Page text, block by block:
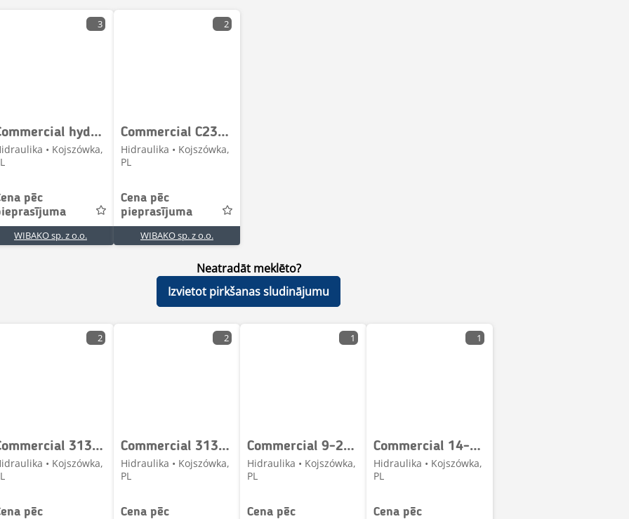
3
Commercial hydraulics 3139612011 Hydraulic pump / Hydraulikp
• Kojszówka,
pēc
WIBAKO sp. z o.o.
2
Commercial C230150 B109-8734 Hydraulic pump / Hydraulikpumpe
Hidraulika • Kojszówka,
PL
Cena pēc
pieprasījuma
WIBAKO sp. z o.o.
Neatradāt meklēto?
Izvietot pirkšanas sludinājumu
2
Commercial 313-9620-122 N078-4956 Hydraulic pump / Hydraulikp
• Kojszówka,
pēc
2
Commercial 313-9710-002 N018-4444 Hydraulic pump / Hydraulikp
Hidraulika • Kojszówka,
PL
Cena pēc
1
Commercial 9-23065 18-3429203518 Distributor / Hydraulik Vert
Hidraulika • Kojszówka,
PL
Cena pēc
1
Commercial 14-3229110038-005 15230231 Hydraulic pump / Hydrau
Hidraulika • Kojszówka,
PL
Cena pēc